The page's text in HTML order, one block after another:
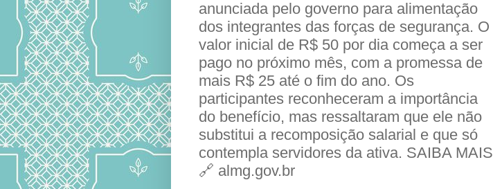
anunciada pelo governo para alimentação
dos integrantes das forças de segurança. O
valor inicial de R$ 50 por dia começa a ser
pago no próximo mês, com a promessa de
mais R$ 25 até o fim do ano. Os
participantes reconheceram a importância
do benefício, mas ressaltaram que ele não
substitui a recomposição salarial e que só
contempla servidores da ativa. SAIBA MAIS
🔗 almg.gov.br